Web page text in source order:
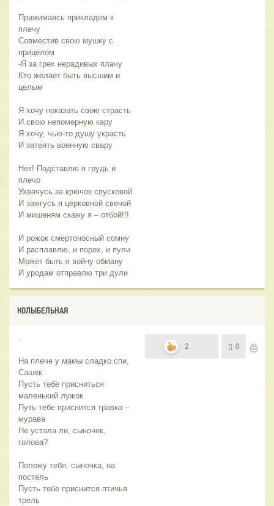
Прижимаясь прикладом к
плечу
Совместив свою мушку с
прицелом
-Я за грех нерадивых плачу
Кто желает быть высшим и
целым
Я хочу показать свою страсть
И свою непомерную кару
Я хочу, чью-то душу украсть
И затеять военную свару
Нет! Подставлю я грудь и
плечо
Ухвачусь за крючок спусковой
И зажгусь я церковной свечой
И мишеням скажу я – отбой!!!
И рожок смертоносный сомну
И расплавлю, и порох, и пули
Может быть я войну обману
И уродам отправлю три дули
КОЛЫБЕЛЬНАЯ
.
На плече у мамы сладко спи,
Сашёк
Пусть тебе присниться
маленький лужок
Путь тебе приснится травка –
мурава
Не устала ли, сыночек,
голова?
Положу тебя, сыночка, на
постель
Пусть тебе приснится птичья
трель
2 0